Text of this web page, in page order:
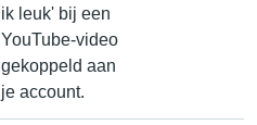
ik leuk' bij een
YouTube-video
gekoppeld aan
je account.